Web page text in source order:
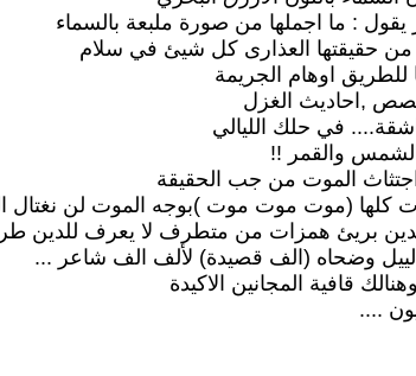
يقول : ما اجملها من صورة ملبعة بالسماء
من حقيقتها العذارى كل شيئ في سلام
اوهام الجريمة
,احاديث الغزل
في حلك الليالي
والقمر !!
اجتثاث الموت من جب الحقيقة
كلها (موت موت موت )بوجه الموت لن نغتال
بريئ همزات من متطرف لا يعرف للدين
لييل وضحاه (الف قصيدة) لألف الف شاعر ...
قافية المجانين الاكيدة
....